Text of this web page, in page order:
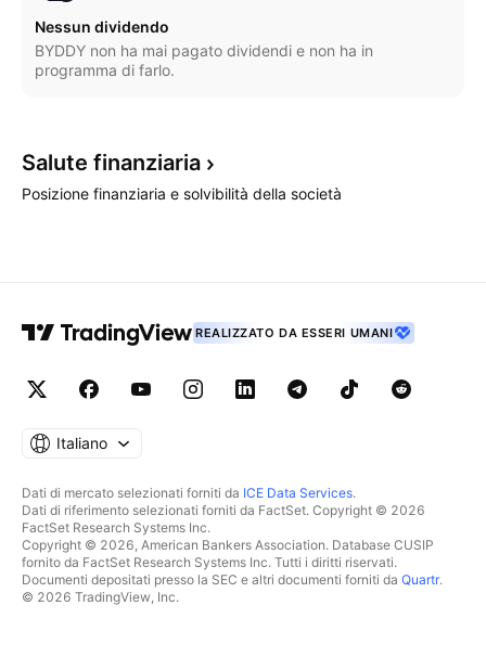
Nessun dividendo
BYDDY non ha mai pagato dividendi e non ha in
programma di farlo.
Salute finanziaria
Posizione finanziaria e solvibilità della società
REALIZZATO DA ESSERI UMANI
Italiano
Dati di mercato selezionati forniti da ICE Data Services.
Dati di riferimento selezionati forniti da FactSet. Copyright © 2026
FactSet Research Systems Inc.
Copyright © 2026, American Bankers Association. Database CUSIP
fornito da FactSet Research Systems Inc. Tutti i diritti riservati.
Documenti depositati presso la SEC e altri documenti forniti da Quartr.
© 2026 TradingView, Inc.